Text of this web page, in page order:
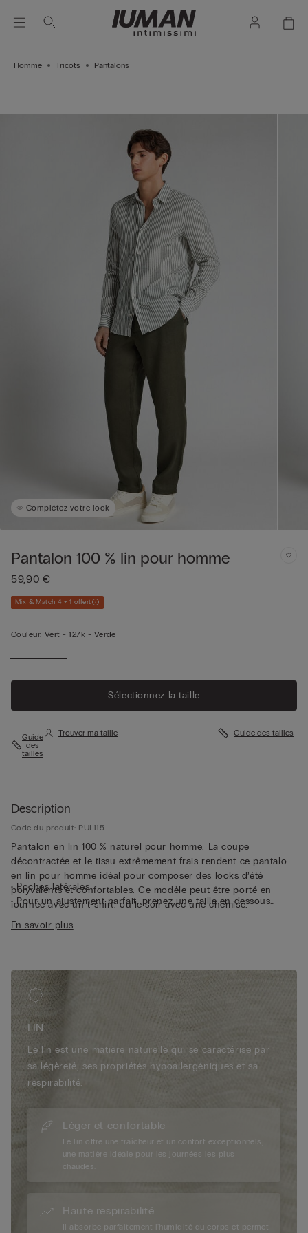
Homme Tricots Pantalons
Complétez votre look
Pantalon 100 % lin pour homme
59,90 €
Mix & Match 4 + 1 offert
Couleur: Vert -127k - Verde
Sélectionnez la taille
Guide
des
tailles
Trouver ma taille Guide des tailles
Description
Code du produit: PUL115
Pantalon en lin 100 % naturel pour homme. La coupe
décontractée et le tissu extrêmement frais rendent ce pantalon
en lin pour homme idéal pour composer des looks d’été
polyvalents et confortables. Ce modèle peut être porté en
journée avec un t-shirt, ou le soir avec une chemise.
• Poches latérales
• Pour un ajustement parfait, prenez une taille en dessous
En savoir plus
LIN
Le lin est une matière naturelle qui se caractérise par
sa légèreté, ses propriétés hypoallergéniques et sa
respirabilité.
Léger et confortable
Le lin offre une fraîcheur et un confort exceptionnels,
une matière idéale pour les journées les plus
chaudes.
Haute respirabilité
Il absorbe parfaitement l'humidité du corps et permet